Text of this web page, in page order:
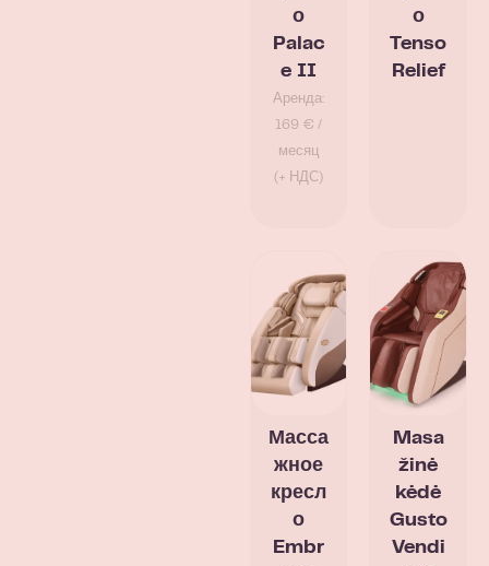
о
Palac
e II
Аренда:
169 € /
месяц
(+ НДС)
о
Tenso
Relief
Масса
жное
кресл
о
Embr
Masa
žinė
kėdė
Gusto
Vendi